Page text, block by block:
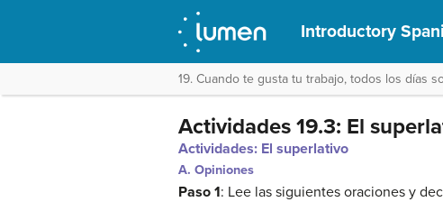
Introductory
19. Cuando te gusta tu trabajo, todos los días
Actividades 19.3: El
Actividades: El superlativo
A. Opiniones
Paso 1: Lee las siguientes oraciones y